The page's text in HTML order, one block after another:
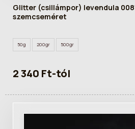
Glitter (csillámpor) levendula
szemcseméret
50g 200gr 500gr
2 340 Ft-tól